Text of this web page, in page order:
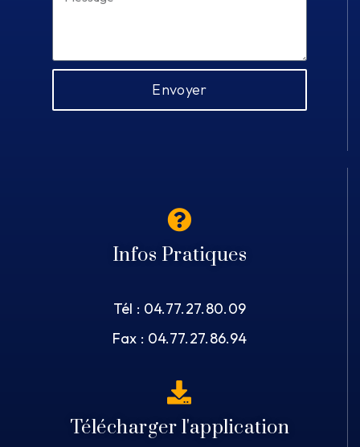
Envoyer
Infos Pratiques
Tél : 04.77.27.80.09
Fax : 04.77.27.86.94
Télécharger l'application